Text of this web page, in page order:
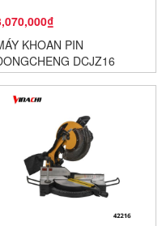
KHOAN PIN
DCJZ16